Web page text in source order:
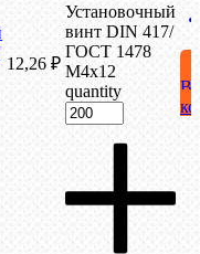
12,26 ₽
Установочный
винт DIN 417/
ГОСТ 1478
М4х12
quantity
В